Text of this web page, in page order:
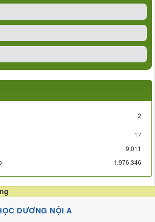
2
17
9,011
1,976,346
DƯƠNG NỘI A